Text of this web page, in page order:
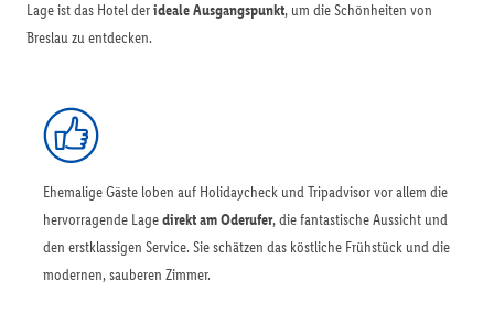
Lage ist das Hotel derideale Ausgangspunkt, um die Schönheiten von
Breslau zu entdecken.
Ehemalige Gäste loben auf Holidaycheck und Tripadvisor vor allem die
hervorragende Lagedirekt am Oderufer, die fantastische Aussicht und
den erstklassigen Service. Sie schätzen das köstliche Frühstück und die
modernen, sauberen Zimmer.